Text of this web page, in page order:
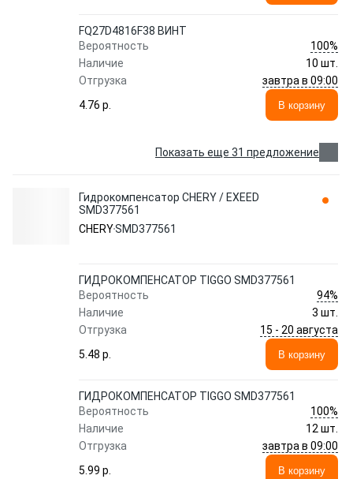
FQ27D4816F38 ВИНТ
Вероятность
100%
Наличие
10 шт.
Отгрузка
завтра в 09:00
4.76 p.
В корзину
Показать еще 31 предложение
Гидрокомпенсатор CHERY / EXEED
SMD377561
CHERYSMD377561
ГИДРОКОМПЕНСАТОР TIGGO SMD377561
Вероятность
94%
Наличие
3 шт.
Отгрузка
15 - 20 августа
5.48 p.
В корзину
ГИДРОКОМПЕНСАТОР TIGGO SMD377561
Вероятность
100%
Наличие
12 шт.
Отгрузка
завтра в 09:00
5.99 p.
В корзину